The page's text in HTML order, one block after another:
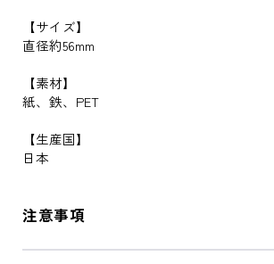
【サイズ】
直径約56mm
【素材】
紙、鉄、PET
【生産国】
日本
注意事項